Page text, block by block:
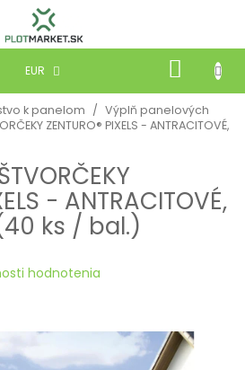
EUR
KOŠÍK
k panelom / Výplň panelových
ZENTURO® PIXELS - ANTRACITOVÉ,
- ANTRACITOVÉ,
ks / bal.)
hodnotenia